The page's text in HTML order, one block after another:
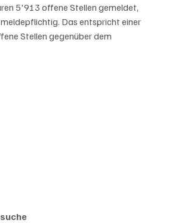
5'913 offene Stellen gemeldet,
Das entspricht einer
Stellen gegenüber dem